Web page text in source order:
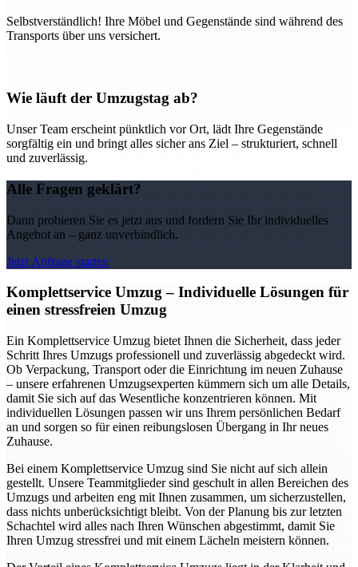
Selbstverständlich! Ihre Möbel und Gegenstände sind während des
Transports über uns versichert.
Wie läuft der Umzugstag ab?
Unser Team erscheint pünktlich vor Ort, lädt Ihre Gegenstände
sorgfältig ein und bringt alles sicher ans Ziel – strukturiert, schnell
und zuverlässig.
Alle Fragen geklärt?
Dann probieren Sie es jetzt aus und fordern Sie Ihr individuelles
Angebot an – ganz unverbindlich.
Jetzt Anfrage starten
Komplettservice Umzug – Individuelle Lösungen für
einen stressfreien Umzug
Ein Komplettservice Umzug bietet Ihnen die Sicherheit, dass jeder
Schritt Ihres Umzugs professionell und zuverlässig abgedeckt wird.
Ob Verpackung, Transport oder die Einrichtung im neuen Zuhause
– unsere erfahrenen Umzugsexperten kümmern sich um alle Details,
damit Sie sich auf das Wesentliche konzentrieren können. Mit
individuellen Lösungen passen wir uns Ihrem persönlichen Bedarf
an und sorgen so für einen reibungslosen Übergang in Ihr neues
Zuhause.
Bei einem Komplettservice Umzug sind Sie nicht auf sich allein
gestellt. Unsere Teammitglieder sind geschult in allen Bereichen des
Umzugs und arbeiten eng mit Ihnen zusammen, um sicherzustellen,
dass nichts unberücksichtigt bleibt. Von der Planung bis zur letzten
Schachtel wird alles nach Ihren Wünschen abgestimmt, damit Sie
Ihren Umzug stressfrei und mit einem Lächeln meistern können.